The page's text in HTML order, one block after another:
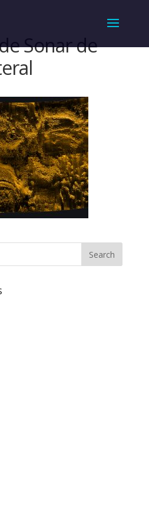
Sonar de